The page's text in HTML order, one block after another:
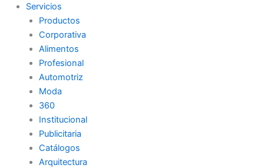
Servicios
Productos
Corporativa
Alimentos
Profesional
Automotriz
Moda
360
Institucional
Publicitaria
Catálogos
Arquitectura